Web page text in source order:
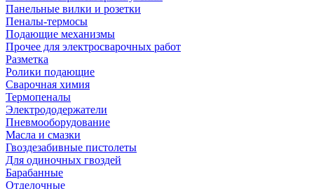
Панельные вилки и розетки
Пеналы-термосы
Подающие механизмы
Прочее для электросварочных работ
Разметка
Ролики подающие
Сварочная химия
Термопеналы
Электрододержатели
Пневмооборудование
Масла и смазки
Гвоздезабивные пистолеты
Для одиночных гвоздей
Барабанные
Отделочные